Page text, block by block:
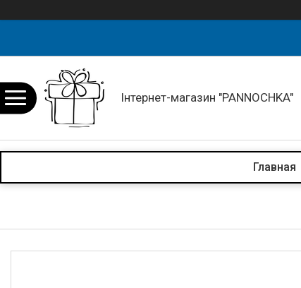
Інтернет-магазин "PANNOCHKA"
Главная